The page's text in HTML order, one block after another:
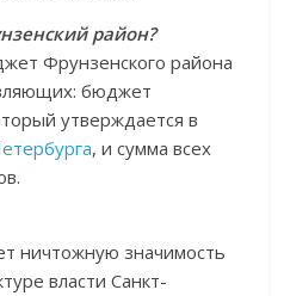
район?
Фрунзенского района
бюджет
утверждается в
, и сумма всех
ничтожную значимость
власти Санкт-